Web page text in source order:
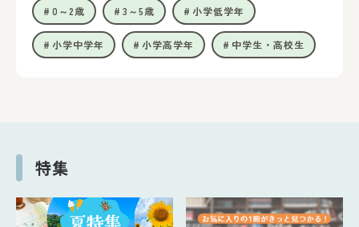
0～2歳 3～5歳 小学低学年
小学中学年 小学高学年 中学生・高校生
特集